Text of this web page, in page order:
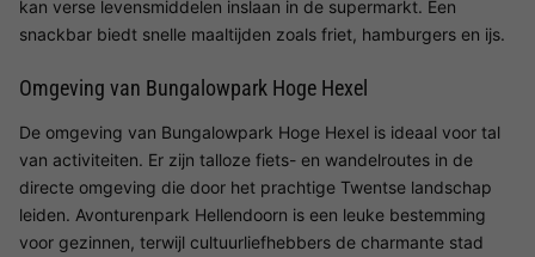
kan verse levensmiddelen inslaan in de supermarkt. Een
snackbar biedt snelle maaltijden zoals friet, hamburgers en ijs.
Omgeving van Bungalowpark Hoge Hexel
De omgeving van Bungalowpark Hoge Hexel is ideaal voor tal
van activiteiten. Er zijn talloze fiets- en wandelroutes in de
directe omgeving die door het prachtige Twentse landschap
leiden. Avonturenpark Hellendoorn is een leuke bestemming
voor gezinnen, terwijl cultuurliefhebbers de charmante stad